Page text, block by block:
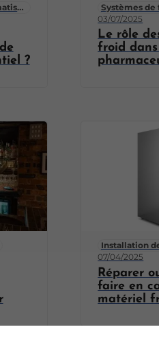
?
Systèmes de
03/07/2025
Le rôle
froid
Installation
07/04/2025
Réparer
faire en
matériel